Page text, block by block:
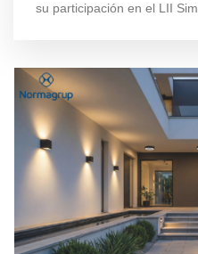
su participación en el LII